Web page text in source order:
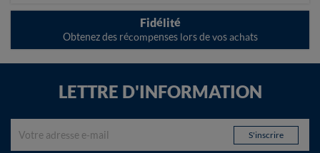
Fidélité
Obtenez des récompenses lors de vos achats
LETTRE D'INFORMATION